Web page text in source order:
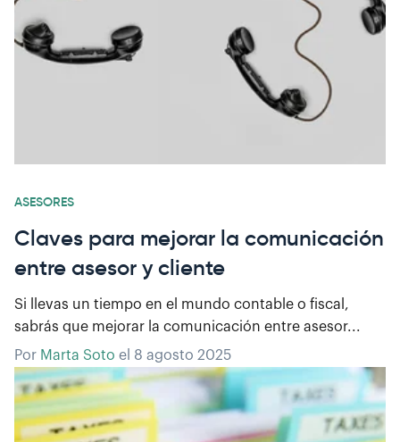
ASESORES
Claves para mejorar la comunicación
entre asesor y cliente
Si llevas un tiempo en el mundo contable o fiscal,
sabrás que mejorar la comunicación entre asesor...
Por Marta Soto el 8 agosto 2025